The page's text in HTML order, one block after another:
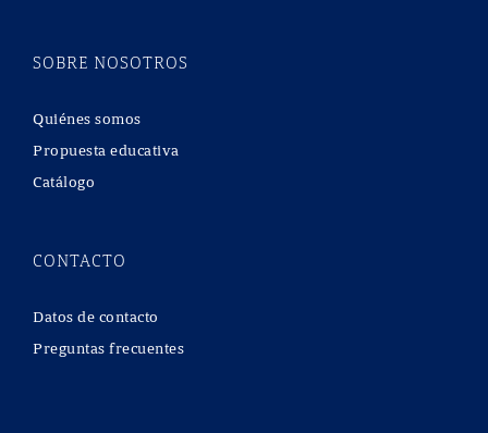
SOBRE NOSOTROS
Quiénes somos
Propuesta educativa
Catálogo
CONTACTO
Datos de contacto
Preguntas frecuentes